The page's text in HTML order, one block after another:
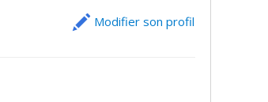
Modifier son profil